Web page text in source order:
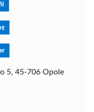
5, 45-706 Opole